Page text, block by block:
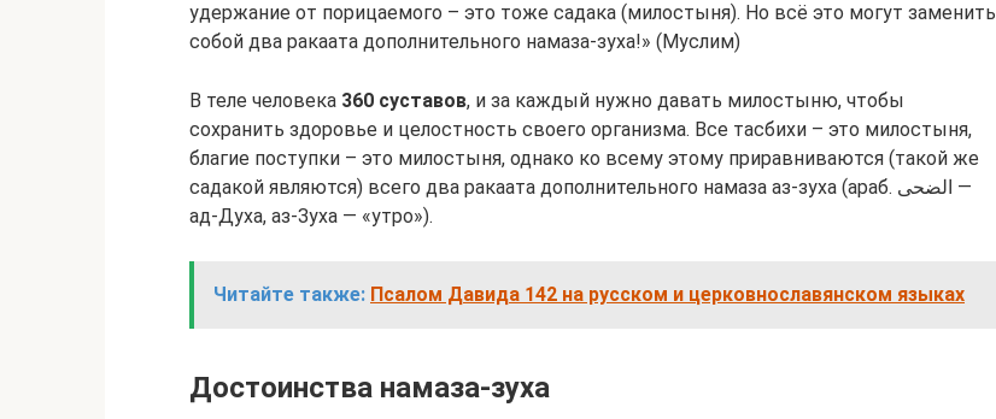
удержание от порицаемого – это тоже садака (милостыня). Но всё это могут заменить
собой два ракаата дополнительного намаза-зуха!» (Муслим)
В теле человека 360 суставов, и за каждый нужно давать милостыню, чтобы
сохранить здоровье и целостность своего организма. Все тасбихи – это милостыня,
благие поступки – это милостыня, однако ко всему этому приравниваются (такой же
садакой являются) всего два ракаата дополнительного намаза аз-зуха (араб. الضحى —
ад-Духа, аз-Зуха — «утро»).
Читайте также: Псалом Давида 142 на русском и церковнославянском языках
Достоинства намаза-зуха